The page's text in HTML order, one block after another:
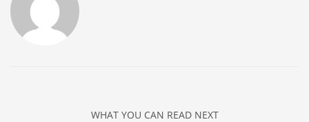
WHAT YOU CAN READ NEXT